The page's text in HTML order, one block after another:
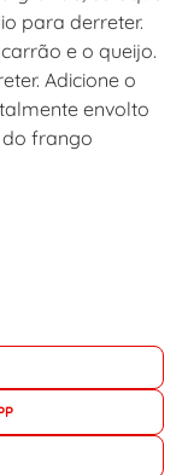
para derreter.
e o queijo.
Adicione o
envolto
frango